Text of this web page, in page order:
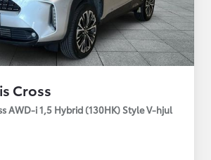
Cross
AWD-i 1,5 Hybrid (130HK) Style V-hjul